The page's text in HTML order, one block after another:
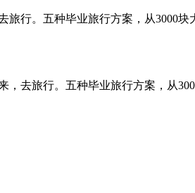
行。五种毕业旅行方案，从3000块
去旅行。五种毕业旅行方案，从